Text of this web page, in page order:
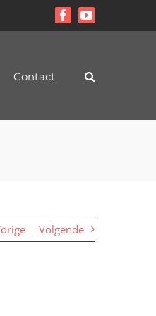
FacebookYouTube
Contact
Volgende